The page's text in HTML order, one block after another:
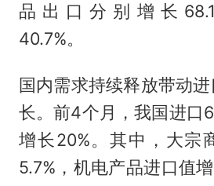
品出口分别增长
40.7%。
国内需求持续释放带动
长。前4个月，我国进口
增长20%。其中，大宗
5.7%，机电产品进口值